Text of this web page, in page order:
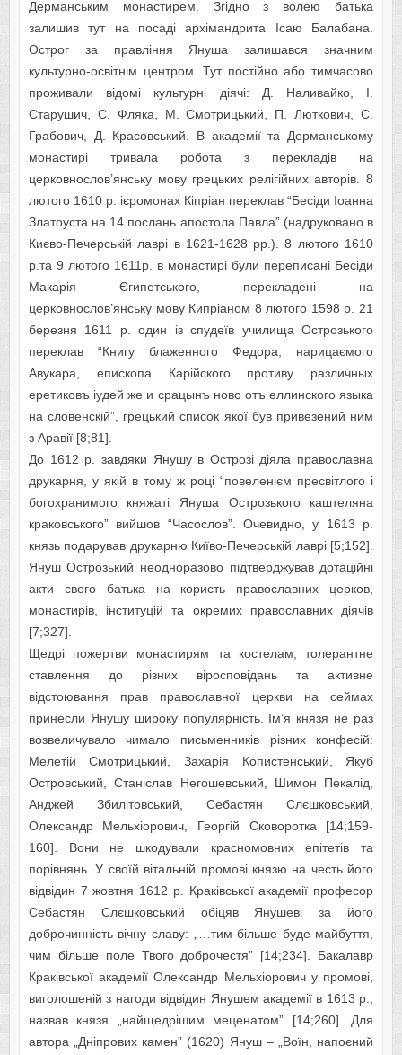
Дерманським монастирем. Згідно з волею батька
залишив тут на посаді архімандрита Ісаю Балабана.
Острог за правління Януша залишався значним
культурно-освітнім центром. Тут постійно або тимчасово
проживали відомі культурні діячі: Д. Наливайко, І.
Старушич, С. Фляка, М. Смотрицький, П. Люткович, С.
Грабович, Д. Красовський. В академії та Дерманському
монастирі тривала робота з перекладів на
церковнослов’янську мову грецьких релігійних авторів. 8
лютого 1610 р. ієромонах Кіпріан переклав “Бесіди Іоанна
Златоуста на 14 послань апостола Павла” (надруковано в
Києво-Печерській лаврі в 1621-1628 рр.). 8 лютого 1610
р.та 9 лютого 1611р. в монастирі були переписані Бесіди
Макарія Єгипетського, перекладені на
церковнослов’янську мову Кипріаном 8 лютого 1598 р. 21
березня 1611 р. один із спудеїв училища Острозького
переклав “Книгу блаженного Федора, нарицаємого
Авукара, епископа Карійского противу различных
еретиковъ іудей же и срацынъ ново отъ еллинского языка
на словенскій”, грецький список якої був привезений ним
з Аравії [8;81].
До 1612 р. завдяки Янушу в Острозі діяла православна
друкарня, у якій в тому ж році “повеленієм пресвітлого і
богохранимого княжаті Януша Острозького каштеляна
краковського” вийшов “Часослов”. Очевидно, у 1613 р.
князь подарував друкарню Київо-Печерській лаврі [5;152].
Януш Острозький неодноразово підтверджував дотаційні
акти свого батька на користь православних церков,
монастирів, інституцій та окремих православних діячів
[7;327].
Щедрі пожертви монастирям та костелам, толерантне
ставлення до різних віросповідань та активне
відстоювання прав православної церкви на сеймах
принесли Янушу широку популярність. Ім’я князя не раз
возвеличувало чимало письменників різних конфесій:
Мелетій Смотрицький, Захарія Копистенський, Якуб
Островський, Станіслав Негошевський, Шимон Пекалід,
Анджей Збилітовський, Себастян Слєшковський,
Олександр Мельхіорович, Георгій Сковоротка [14;159-
160]. Вони не шкодували красномовних епітетів та
порівнянь. У своїй вітальній промові князю на честь його
відвідин 7 жовтня 1612 р. Краківської академії професор
Себастян Слєшковський обіцяв Янушеві за його
доброчинність вічну славу: „…тим більше буде майбуття,
чим більше поле Твого доброчестя” [14;234]. Бакалавр
Краківської академії Олександр Мельхіорович у промові,
виголошеній з нагоди відвідин Янушем академії в 1613 р.,
назвав князя „найщедрішим меценатом” [14;260]. Для
автора „Дніпрових камен” (1620) Януш – „Воїн, напоєний